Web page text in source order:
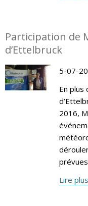
Participation de
d’Ettelbruck
5-07-
En plus
2016,
Lire plus